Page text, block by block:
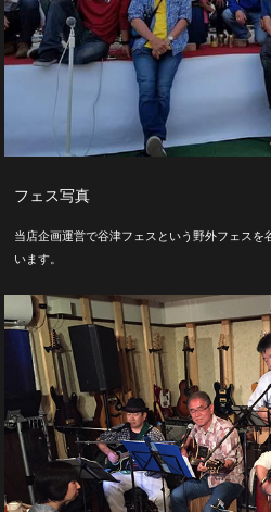
フェス写真
当店企画運営で谷津フェスという野外フェスを
います。